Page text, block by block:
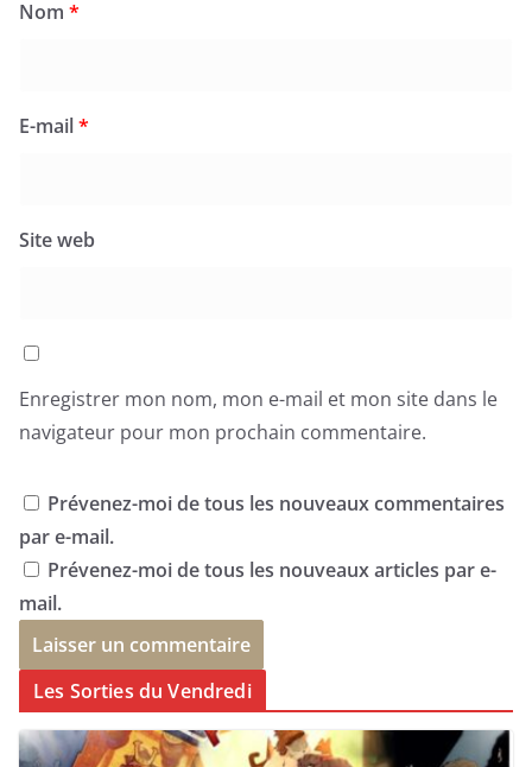
Nom *
E-mail*
Site web
Enregistrer mon nom, mon e-mail et mon site dans le
navigateur pour mon prochain commentaire.
Prévenez-moi de tous les nouveaux commentaires
par e-mail.
Prévenez-moi de tous les nouveaux articles par e-
mail.
Les Sorties du Vendredi